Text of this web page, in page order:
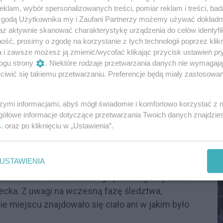
tych osób, stopnia ich pokrewieństwa
tym zdarzeniu.Nie wiadomo również, czy
jakiekolwiek zarzuty.
terenie gospodarstwa w
ustaleń „Gazety Wyborczej”, do przełomu w
się dziewczyny do szpitala.
ukryte zwłoki noworodka.
priorytety oraz charakter prowadzonych
dokładnego przebiegu wydarzeń
Z uwagi na wczesną fazę śledztwa,
miejscu znajdowało się ciało ani w jakim było
wybór spersonalizowanych treści, pomiar reklam i treści,
Użytkownika my i Zaufani Partnerzy możemy używać
aktywnie skanować charakterystykę urządzenia do celów
prosimy o zgodę na korzystanie z tych technologii poprzez
i zawsze możesz ją zmienić/wycofać klikając przycisk ustawień
strony
. Niektóre rodzaje przetwarzania danych nie
się takiemu przetwarzaniu. Preferencje będą miały
informacjami, abyś mógł świadomie i komfortowo korzystać z
informacje dotyczące przetwarzania Twoich danych
. oraz po kliknięciu w „Ustawienia”.
USTAWIENIA